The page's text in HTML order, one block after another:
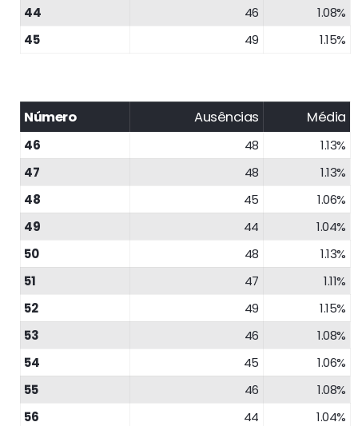
44
46
1.08%
45
49 1.15%
Número Ausências Média
46 48
1.13%
47
48
1.13%
48
45
1.06%
49
44
1.04%
50
48
1.13%
51
47
1.11%
52
49
1.15%
53
46
1.08%
54
45
1.06%
55
46
1.08%
56
44
1.04%